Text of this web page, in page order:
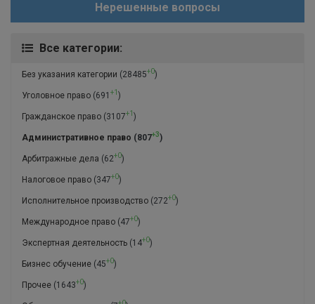
Нерешенные вопросы
Все категории:
Без указания категории (28485+0)
Уголовное право (691 +1 )
Гражданское право (3107+1 )
Административное право (807+3)
Арбитражные дела (62+0)
Налоговое право (347+0)
Исполнительное производство (272+0)
Международное право (47+0)
Экспертная деятельность (14+0)
Бизнес обучение (45+0)
Прочее (1643+0)